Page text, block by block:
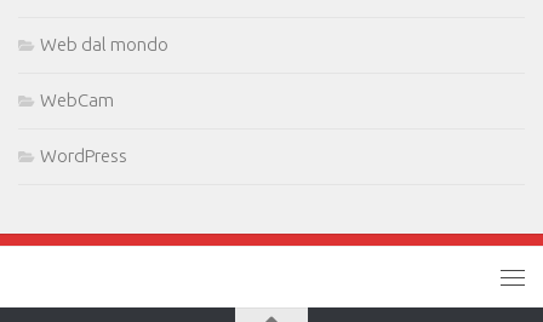
Web dal mondo
WebCam
WordPress